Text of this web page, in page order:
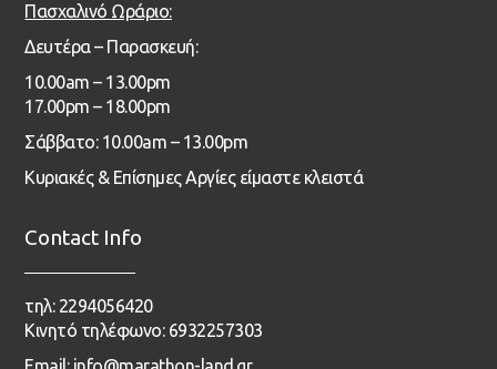
Πασχαλινό Ωράριο:
Δευτέρα – Παρασκευή:
1 0.00am – 13.00pm
17.00pm – 18.00pm
Σάββατο: 10.00am – 13.00pm
Κυριακές & Επίσημες Αργίες είμαστε κλειστά
Contact Info
τηλ: 2294056420
Κινητό τηλέφωνο: 6932257303